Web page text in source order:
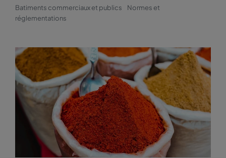
Batiments commerciaux et publics
Normes et
réglementations